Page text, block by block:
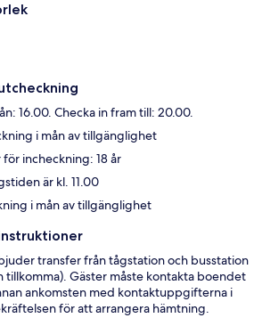
16.00. Checka in fram till: 20.00.
i mån av tillgänglighet
för incheckning: 18 år
är kl. 11.00
i mån av tillgänglighet
transfer från tågstation och busstation
tillkomma). Gäster måste kontakta boendet
ankomsten med kontaktuppgifterna i
för att arrangera hämtning.